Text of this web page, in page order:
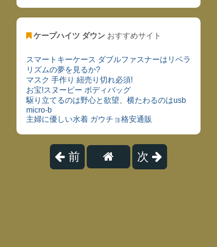
ケープハイツ ダウンおすすめサイト
スマートキーケース ダブルファスナーはリベラ
リズムの夢を見るか?
マスク 手作り 紐売り切れ必須!
お宝!スヌーピー ボディバッグ
駆り立てるのは野心と欲望、横たわるのはusb
micro-b
主婦に優しい水着 ガウチョ格安通販
前 次